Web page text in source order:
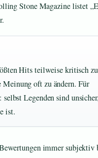
Stone Magazine listet
Hits teilweise kritisch zu
Meinung oft zu ändern. Für
Legenden sind
ist.
immer subjektiv